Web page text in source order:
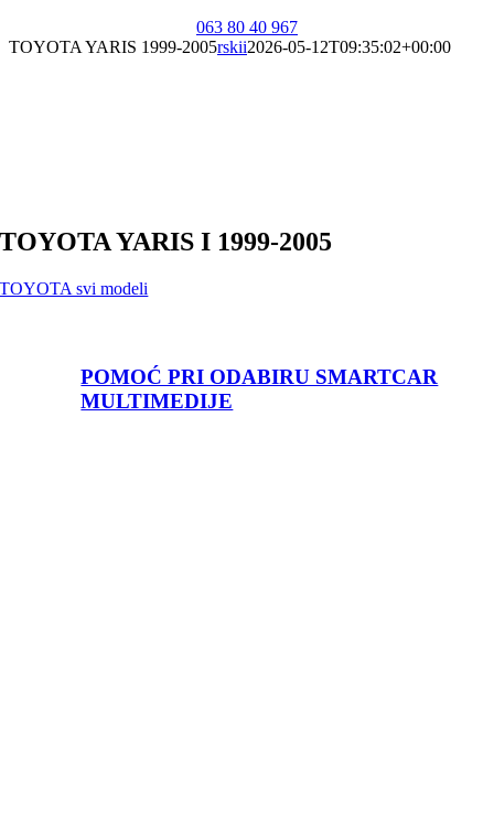
063 80 40 967
TOYOTA YARIS 1999-2005rskii2026-05-12T09:35:02+00:00
TOYOTA YARIS I 1999-2005
TOYOTA svi modeli
POMOĆ PRI ODABIRU SMARTCAR
MULTIMEDIJE